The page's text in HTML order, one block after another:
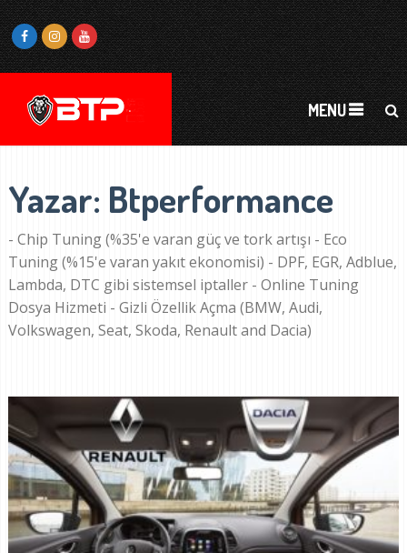
MENU
Yazar: Btperformance
- Chip Tuning (%35'e varan güç ve tork artışı - Eco
Tuning (%15'e varan yakıt ekonomisi) - DPF, EGR, Adblue,
Lambda, DTC gibi sistemsel iptaller - Online Tuning
Dosya Hizmeti - Gizli Özellik Açma (BMW, Audi,
Volkswagen, Seat, Skoda, Renault and Dacia)